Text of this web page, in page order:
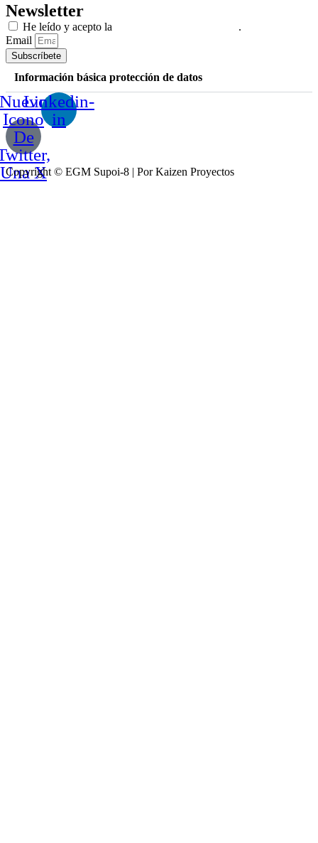
Newsletter
He leído y acepto la
.
Email
Subscríbete
Información básica protección de datos
Nuevo
Icono
De
Una X
Linkedin-
in
Copyright © EGM Supoi-8 | Por Kaizen Proyectos